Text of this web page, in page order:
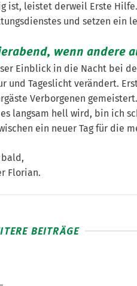
ist, leistet derweil Erste
und setzen ein
wenn andere
Einblick in die Nacht bei
und Tageslicht verändert.
Verborgenen
langsam hell wird, bin ich
ein neuer Tag für die
bald,
Florian.
BEITRÄGE